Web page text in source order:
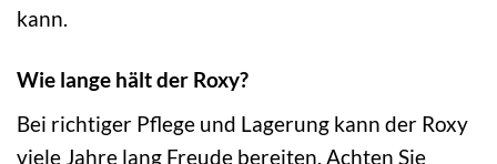
kann.
Wie lange hält der Roxy?
Bei richtiger Pflege und Lagerung kann der Roxy
viele Jahre lang Freude bereiten. Achten Sie